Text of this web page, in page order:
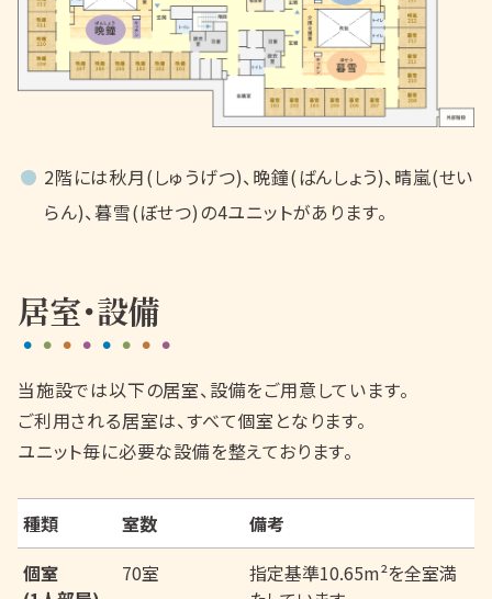
2階には秋月(しゅうげつ)、晩鐘(ばんしょう)、晴嵐(せい
らん)、暮雪(ぼせつ)の4ユニットがあります。
居室･設備
当施設では以下の居室、設備をご用意しています。
ご利用される居室は、すべて個室となります。
ユニット毎に必要な設備を整えております。
種類 室数
備考
個室
70室
指定基準10.65m²を全室満